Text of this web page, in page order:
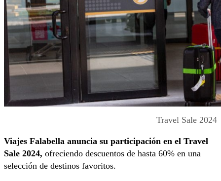
Travel Sale 2024
Viajes Falabella anuncia su participación en el Travel
Sale 2024, ofreciendo descuentos de hasta 60% en una
selección de destinos favoritos.